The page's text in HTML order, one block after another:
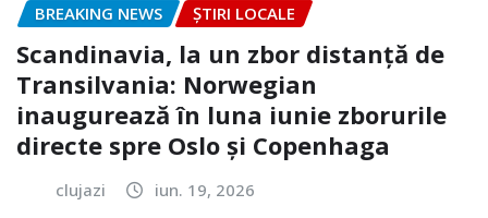
BREAKING NEWS ȘTIRI LOCALE
Scandinavia, la un zbor distanță de
Transilvania: Norwegian
inaugurează în luna iunie zborurile
directe spre Oslo și Copenhaga
clujazi iun. 19, 2026